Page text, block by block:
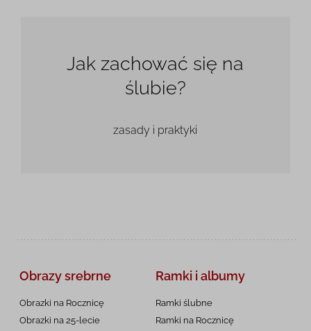
Jak zachować się na
ślubie?
zasady i praktyki
Obrazy srebrne
Obrazki na Rocznicę
Obrazki na 25-lecie
Ramki i albumy
Ramki ślubne
Ramki na Rocznicę